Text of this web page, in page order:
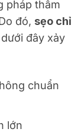
pháp thẩm
đó, sẹo chỉ
đây xảy
chuẩn
lớn